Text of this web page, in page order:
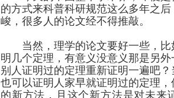
的方式来科普科研规范这么多年之
峻，很多人的论文经不得推敲。
当然，理学的论文要好一些，比
明几个定理，有意义没意义那是另
别人证明过的定理重新证明一遍吧
也可以证明人家早就证明过的定理
的新方法，且这个新方法是对未来